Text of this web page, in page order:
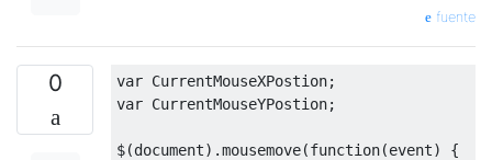
fuente
0 var CurrentMouseXPostion;
var CurrentMouseYPostion;
$(document).mousemove(function(event)
{